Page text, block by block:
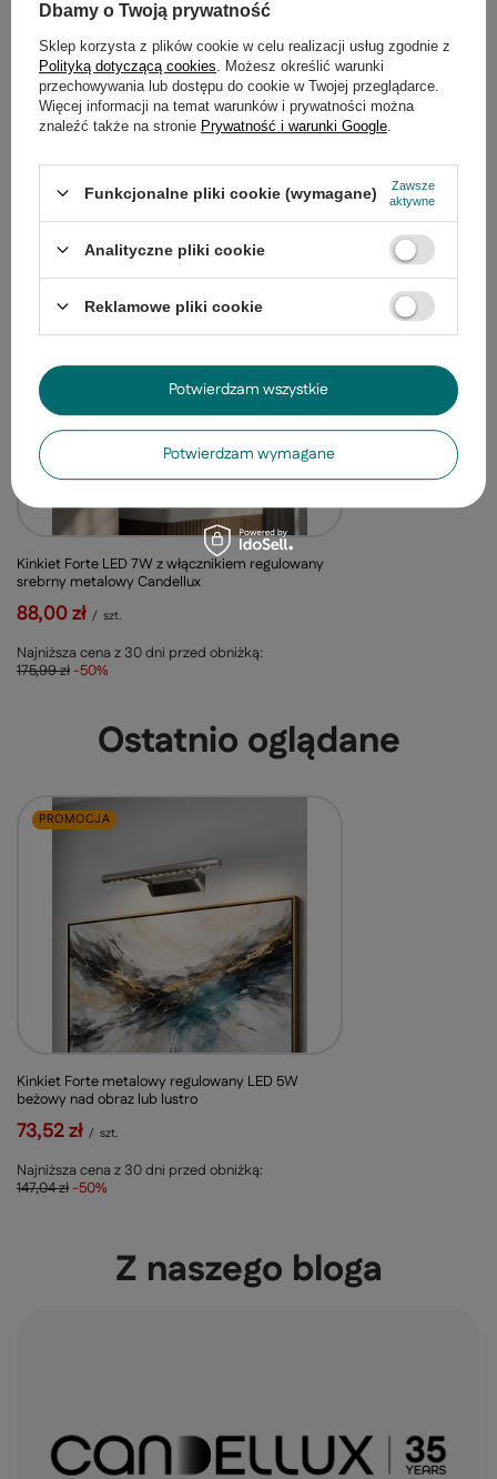
Potrzebujesz pomocy? Masz pytania?
Zadaj pytanie a my odpowiemy
niezwłocznie, najciekawsze pytania i
odpowiedzi publikując dla innych.
Zadaj pytanie
Produkty z tej samej serii
PROMOCJA
Kinkiet Forte LED 7W z włącznikiem regulowany
srebrny metalowy Candellux
88,00 zł / szt.
Najniższa cena z 30 dni przed obniżką:
175,99 zł-50%
PROMOCJA
Kinkiet Forte
lustro zimna barwa
88,00 zł
Najniższa cena z
175,99 zł-50%
Ostatnio oglądane
PROMOCJA
Kinkiet Forte metalowy regulowany LED 5W
beżowy nad obraz lub lustro
73,52 zł / szt.
Najniższa cena z 30 dni przed obniżką:
147,04 zł-50%
Z naszego bloga
Dbamy o Twoją prywatność
Sklep korzysta z plików cookie w celu realizacji usług zgodnie z
Polityką dotyczącą cookies . Możesz określić warunki
przechowywania lub dostępu do cookie w Twojej przeglądarce.
Więcej informacji na temat warunków i prywatności można
znaleźć także na stronie Prywatność i warunki Google
Funkcjonalne pliki cookie (wymagane)
Zawsze
aktywne
Analityczne pliki cookie
Reklamowe pliki cookie
Potwierdzam wymagane
Potwierdzam wszystkie